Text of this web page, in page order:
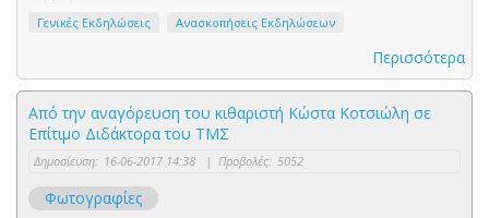
Γενικές Εκδηλώσεις Ανασκοπήσεις Εκδηλώσεων
Περισσότερα
Από την αναγόρευση του κιθαριστή Κώστα Κοτσιώλη σε
Επίτιμο Διδάκτορα του ΤΜΣ
Δημοσίευση: 16-06-2017 14:38 | Προβολές: 5052
Φωτογραφίες